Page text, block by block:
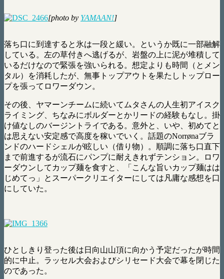
[photo by YAMAAN!]
落ち口に到達すると氷は一段と緩い。というか既に一部融解
している。左の草付きへ逃げるが、岩盤の上に泥が堆積して
いるだけなので緊張を強いられる。想定よりも時間（とメン
タル）を消耗したが、無事トップアウトを果たしトップロー
プを張ってロワーダウン。
その後、ヤマーンチームに続いてムタさんの人生初アイスク
ライミング、ちなみにボルダーとかリードの経験もなし。掛
け値なしのバージントライである。意外と、いや、初めてと
は思えない安定感で高度を稼いでいく。話題のNorrønaブラ
ンドのハードシェルが眩しい（借り物）。順調に落ち口直下
まで前進するが流石にパンプに耐えきれずテンション。ロワ
ーダウンしてカップ麺を食すと、「こんな旨いカップ麺はは
じめてっ」とスーパークリエイターにしては凡庸な感想を口
にしていた。
ひとしきり登った後は日向山山頂に向かう予定だったが時間
的に中止。ラッセル大会およびシリセード大会で幕を閉じた
のであった。